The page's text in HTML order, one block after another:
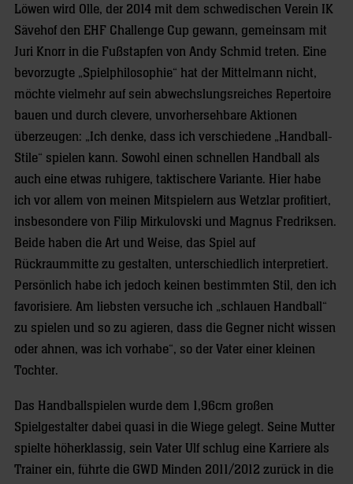
Löwen wird Olle, der 2014 mit dem schwedischen Verein IK
Sävehof den EHF Challenge Cup gewann, gemeinsam mit
Juri Knorr in die Fußstapfen von Andy Schmid treten. Eine
bevorzugte „Spielphilosophie“ hat der Mittelmann nicht,
möchte vielmehr auf sein abwechslungsreiches Repertoire
bauen und durch clevere, unvorhersehbare Aktionen
überzeugen: „Ich denke, dass ich verschiedene „Handball-
Stile“ spielen kann. Sowohl einen schnellen Handball als
auch eine etwas ruhigere, taktischere Variante. Hier habe
ich vor allem von meinen Mitspielern aus Wetzlar profitiert,
insbesondere von Filip Mirkulovski und Magnus Fredriksen.
Beide haben die Art und Weise, das Spiel auf
Rückraummitte zu gestalten, unterschiedlich interpretiert.
Persönlich habe ich jedoch keinen bestimmten Stil, den ich
favorisiere. Am liebsten versuche ich „schlauen Handball“
zu spielen und so zu agieren, dass die Gegner nicht wissen
oder ahnen, was ich vorhabe“, so der Vater einer kleinen
Tochter.
Das Handballspielen wurde dem 1,96cm großen
Spielgestalter dabei quasi in die Wiege gelegt. Seine Mutter
spielte höherklassig, sein Vater Ulf schlug eine Karriere als
Trainer ein, führte die GWD Minden 2011/2012 zurück in die